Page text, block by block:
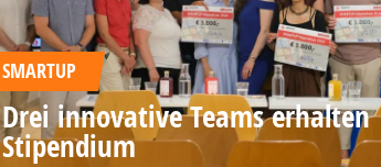
SMARTUP
Drei innovative Teams erhalten
Stipendium